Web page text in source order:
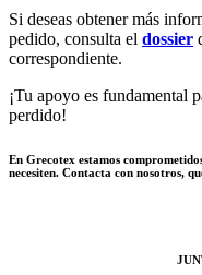
Si deseas obtener más
pedido, consulta el dossier
correspondiente.
¡Tu apoyo es fundamental
perdido!
En Grecotex estamos
necesiten. Contacta con nosotros,